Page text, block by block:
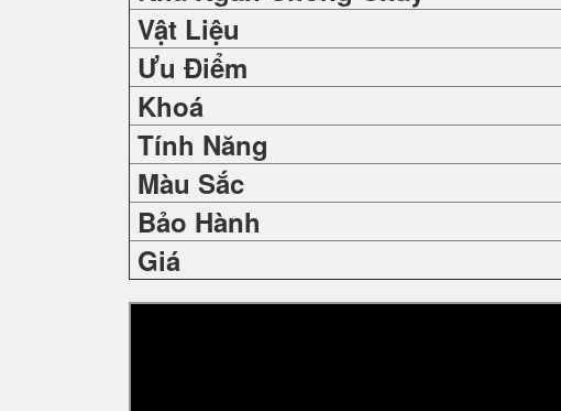
Vật Liệu
Ưu Điểm
Khoá
Tính Năng
Màu Sắc
Bảo Hành
Giá